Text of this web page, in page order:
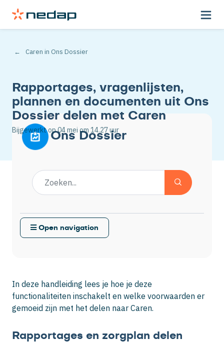
Caren in Ons Dossier
Rapportages, vragenlijsten,
plannen en documenten uit Ons
Dossier delen met Caren
Bijgewerkt op04 mei om 14.27 uur
In deze handleiding lees je hoe je deze
functionaliteiten inschakelt en welke voorwaarden er
gemoeid zijn met het delen naar Caren.
Rapportages en zorgplan delen
Ons Dossier
Open navigation